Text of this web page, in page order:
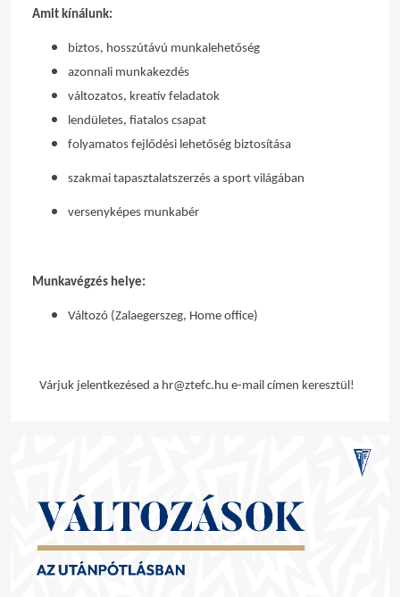
Amit kínálunk:
biztos, hosszútávú munkalehetőség
azonnali munkakezdés
változatos, kreatív feladatok
lendületes, fiatalos csapat
folyamatos fejlődési lehetőség biztosítása
szakmai tapasztalatszerzés a sport világában
versenyképes munkabér
Munkavégzés helye:
Változó (Zalaegerszeg, Home office)
Várjuk jelentkezésed a hr@ztefc.hu e-mail címen keresztül!